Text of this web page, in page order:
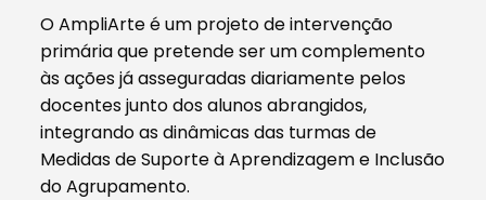
O AmpliArte é um projeto de intervenção
primária que pretende ser um complemento
às ações já asseguradas diariamente pelos
docentes junto dos alunos abrangidos,
integrando as dinâmicas das turmas de
Medidas de Suporte à Aprendizagem e Inclusão
do Agrupamento.